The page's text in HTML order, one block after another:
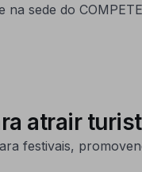
sede do
atrair
festivais,